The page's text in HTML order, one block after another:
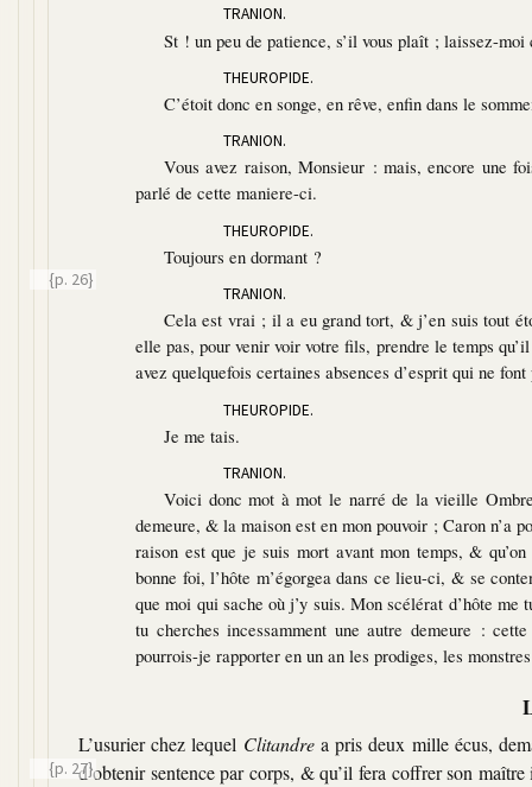
TRANION.
St ! un peu de patience, s’il vous plaît ; laissez-
THEUROPIDE.
C’étoit donc en songe, en rêve, enfin dans le
TRANION.
Vous avez raison, Monsieur : mais, encore une
parlé de cette maniere-ci.
THEUROPIDE.
Toujours en dormant ?
{p. 26}
TRANION.
Cela est vrai ; il a eu grand tort, & j’en suis tout
elle pas, pour venir voir votre fils, prendre le temps
avez quelquefois certaines absences d’esprit qui ne
THEUROPIDE.
Je me tais.
TRANION.
Voici donc mot à mot le narré de la vieille
demeure, & la maison est en mon pouvoir ; Caron n’a
raison est que je suis mort avant mon temps, &
bonne foi, l’hôte m’égorgea dans ce lieu-ci, & se
que moi qui sache où j’y suis. Mon scélérat d’hôte
tu cherches incessamment une autre demeure :
pourrois-je rapporter en un an les prodiges, les
L’usurier chez lequel Clitandrea pris deux mille écus,
d’obtenir sentence par corps, & qu’il fera coffrer son
{p. 27}